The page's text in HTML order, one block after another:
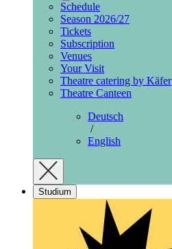
Schedule
Season 2026/27
Tickets
Subscription
Venues
Your Visit
Theatre catering by Käfer
Theatre Canteen
Deutsch
/
English
Studium